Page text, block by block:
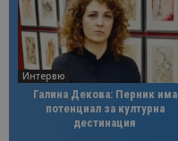
Интервю
Галина Декова: Перник има
потенциал за културна
дестинация